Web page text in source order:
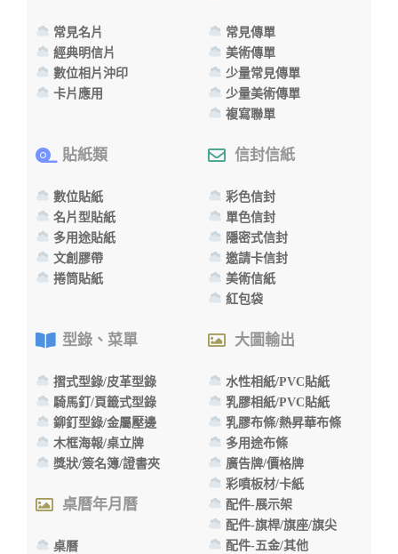
常見名片
經典明信片
數位相片沖印
卡片應用
常見傳單
美術傳單
少量常見傳單
少量美術傳單
複寫聯單
貼紙類
數位貼紙
名片型貼紙
多用途貼紙
文創膠帶
捲筒貼紙
信封信紙
彩色信封
單色信封
隱密式信封
邀請卡信封
美術信紙
紅包袋
型錄、菜單
摺式型錄/皮革型錄
騎馬釘/頁籤式型錄
鉚釘型錄/金屬壓邊
木框海報/桌立牌
獎狀/簽名簿/證書夾
桌曆年月曆
桌曆
大圖輸出
水性相紙/PVC貼紙
乳膠相紙/PVC貼紙
乳膠布條/熱昇華布條
多用途布條
廣告牌/價格牌
彩噴板材/卡紙
配件-展示架
配件-旗桿/旗座/旗尖
配件-五金/其他